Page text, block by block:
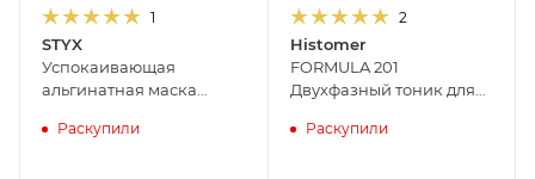
1
STYX
Успокаивающая
альгинатная маска
Раскупили
2
Histomer
FORMULA 201
Двухфазный тоник для
HISTOMER, 150 мл
Раскупили